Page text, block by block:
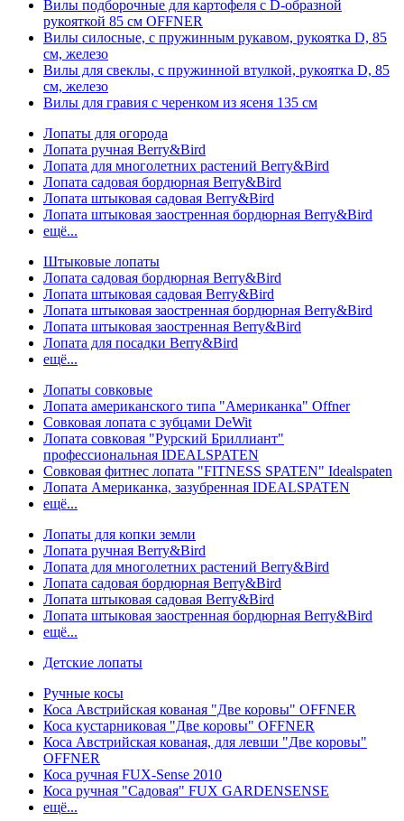
Вилы подборочные для картофеля с D-образной
рукояткой 85 см OFFNER
Вилы силосные, с пружинным рукавом, рукоятка D, 85
см, железо
Вилы для свеклы, с пружинной втулкой, рукоятка D, 85
см, железо
Вилы для гравия с черенком из ясеня 135 см
Лопаты для огорода
Лопата ручная Berry&Bird
Лопата для многолетних растений Berry&Bird
Лопата садовая бордюрная Berry&Bird
Лопата штыковая садовая Berry&Bird
Лопата штыковая заостренная бордюрная Berry&Bird
ещё...
Штыковые лопаты
Лопата садовая бордюрная Berry&Bird
Лопата штыковая садовая Berry&Bird
Лопата штыковая заостренная бордюрная Berry&Bird
Лопата штыковая заостренная Berry&Bird
Лопата для посадки Berry&Bird
ещё...
Лопаты совковые
Лопата американского типа "Американка" Offner
Совковая лопата с зубцами DeWit
Лопата совковая "Рурский Бриллиант"
профессиональная IDEALSPATEN
Совковая фитнес лопата "FITNESS SPATEN" Idealspaten
Лопата Американка, зазубренная IDEALSPATEN
ещё...
Лопаты для копки земли
Лопата ручная Berry&Bird
Лопата для многолетних растений Berry&Bird
Лопата садовая бордюрная Berry&Bird
Лопата штыковая садовая Berry&Bird
Лопата штыковая заостренная бордюрная Berry&Bird
ещё...
Детские лопаты
Ручные косы
Коса Австрийская кованая "Две коровы" OFFNER
Коса кустарниковая "Две коровы" OFFNER
Коса Австрийская кованая, для левши "Две коровы"
OFFNER
Коса ручная FUX-Sense 2010
Коса ручная "Садовая" FUX GARDENSENSE
ещё...